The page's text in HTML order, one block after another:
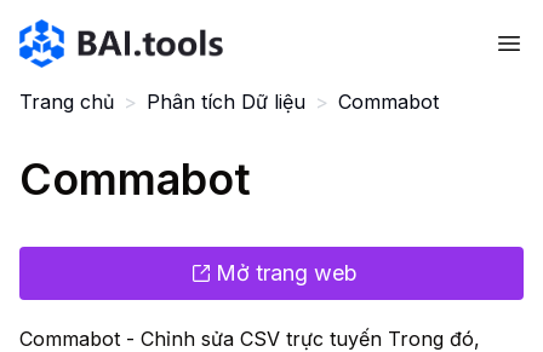
Bai.tools
Trang chủ > Phân tích Dữ liệu > Commabot
Commabot
Mở trang web
Commabot - Chỉnh sửa CSV trực tuyến Trong đó,